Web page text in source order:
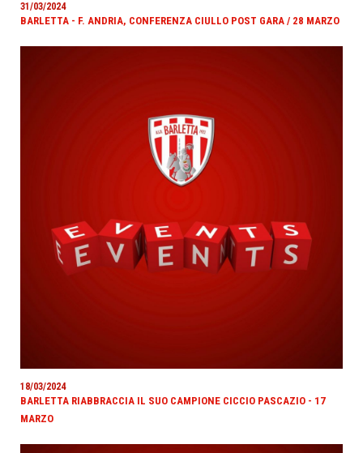
31/03/2024
BARLETTA - F. ANDRIA, CONFERENZA CIULLO POST GARA / 28 MARZO
18/03/2024
BARLETTA RIABBRACCIA IL SUO CAMPIONE CICCIO PASCAZIO - 17
MARZO